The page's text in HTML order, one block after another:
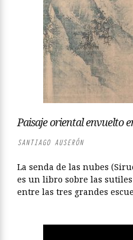
Paisaje oriental envuelto
SANTIAGO AUSERÓN
La senda de las nubes
es un libro sobre las
entre las tres grandes